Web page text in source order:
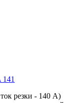
резки - 140 А)